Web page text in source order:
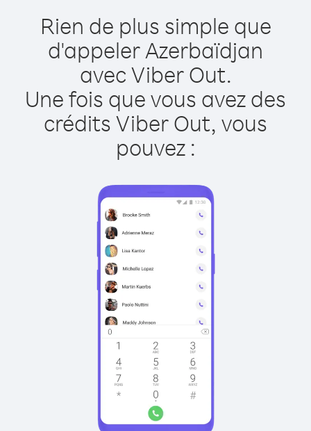
Rien de plus simple que
d'appeler Azerbaïdjan
avec Viber Out.
Une fois que vous avez des
crédits Viber Out, vous
pouvez :